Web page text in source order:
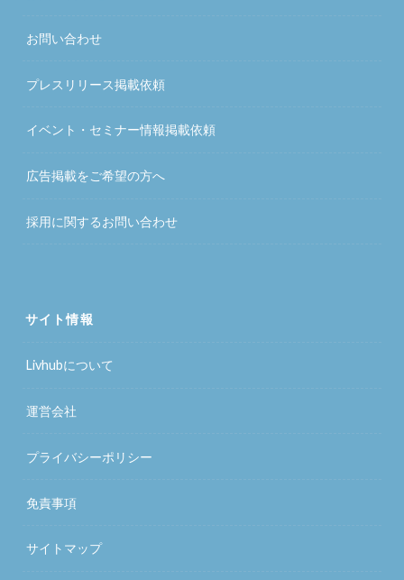
お問い合わせ
プレスリリース掲載依頼
イベント・セミナー情報掲載依頼
広告掲載をご希望の方へ
採用に関するお問い合わせ
サイト情報
Livhubについて
運営会社
プライバシーポリシー
免責事項
サイトマップ